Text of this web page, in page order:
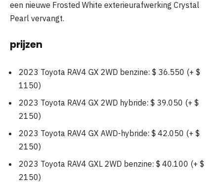
een nieuwe Frosted White exterieurafwerking Crystal
Pearl vervangt.
prijzen
2023 Toyota RAV4 GX 2WD benzine: $ 36.550 (+ $
1150)
2023 Toyota RAV4 GX 2WD hybride: $ 39.050 (+ $
2150)
2023 Toyota RAV4 GX AWD-hybride: $ 42.050 (+ $
2150)
2023 Toyota RAV4 GXL 2WD benzine: $ 40.100 (+ $
2150)